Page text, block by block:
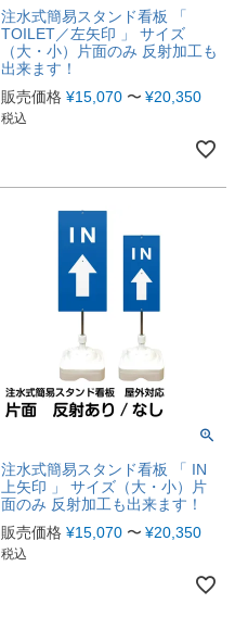
注水式簡易スタンド看板 「
TOILET／左矢印 」 サイズ
（大・小）片面のみ 反射加工も
出来ます！
販売価格 ¥15,070 〜 ¥20,350
税込
注水式簡易スタンド看板 「 IN
上矢印 」 サイズ（大・小）片
面のみ 反射加工も出来ます！
販売価格 ¥15,070 〜 ¥20,350
税込